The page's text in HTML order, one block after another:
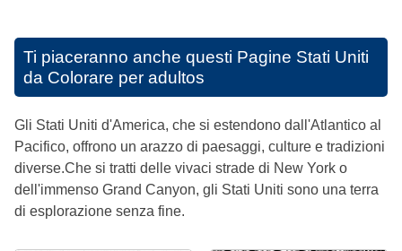
Ti piaceranno anche questi Pagine Stati Uniti
da Colorare per adultos
Gli Stati Uniti d'America, che si estendono dall'Atlantico al
Pacifico, offrono un arazzo di paesaggi, culture e tradizioni
diverse.Che si tratti delle vivaci strade di New York o
dell'immenso Grand Canyon, gli Stati Uniti sono una terra
di esplorazione senza fine.